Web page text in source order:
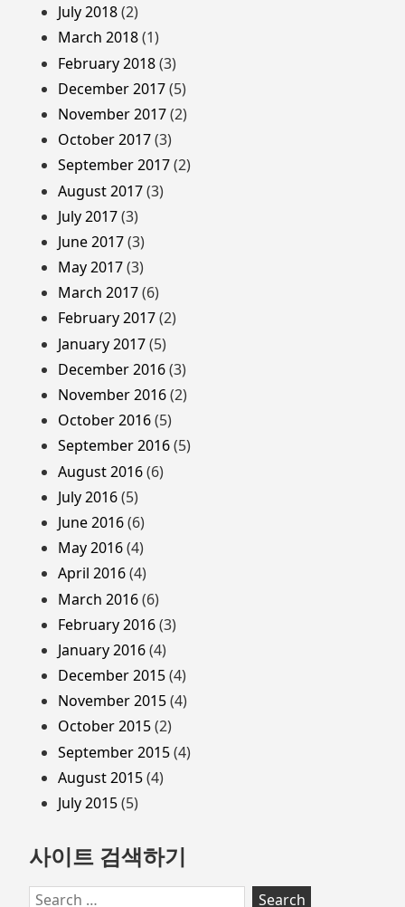
July 2018(2)
March 2018(1)
February 2018(3)
December 2017(5)
November 2017(2)
October 2017(3)
September 2017(2)
August 2017(3)
July 2017(3)
June 2017(3)
May 2017(3)
March 2017(6)
February 2017(2)
January 2017(5)
December 2016(3)
November 2016(2)
October 2016(5)
September 2016(5)
August 2016(6)
July 2016(5)
June 2016(6)
May 2016(4)
April 2016(4)
March 2016(6)
February 2016(3)
January 2016(4)
December 2015(4)
November 2015(4)
October 2015(2)
September 2015(4)
August 2015(4)
July 2015(5)
사이트 검색하기
Search